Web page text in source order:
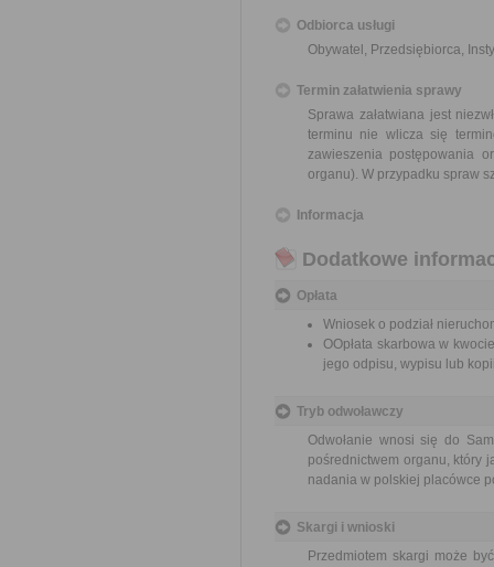
Odbiorca usługi
Obywatel, Przedsiębiorca,
Termin załatwienia sprawy
Sprawa załatwiana jest
terminu nie wlicza się
zawieszenia postępowania
organu). W przypadku spraw
Informacja
Dodatkowe
Opłata
Wniosek o podział
OOpłata skarbowa w
jego odpisu, wypisu lub
Tryb odwoławczy
Odwołanie wnosi się do
pośrednictwem organu, który
nadania w polskiej placówce
Skargi i wnioski
Przedmiotem skargi może